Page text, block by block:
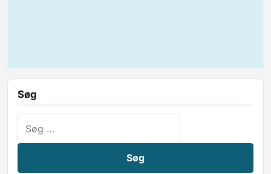
Søg